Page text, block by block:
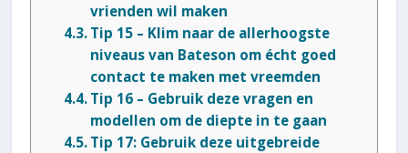
vrienden wil maken
Tip 15 – Klim naar de allerhoogste
niveaus van Bateson om écht goed
contact te maken met vreemden
Tip 16 – Gebruik deze vragen en
modellen om de diepte in te gaan
Tip 17: Gebruik deze uitgebreide